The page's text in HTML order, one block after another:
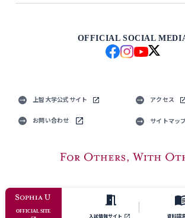
OFFICIAL SITE
入試情報サイト
資料請
OFFICIAL SOCIAL
上智大学公式サイト アクセス
お問い合わせ サイトマッ
© Sophia University. All Rights Reserved.